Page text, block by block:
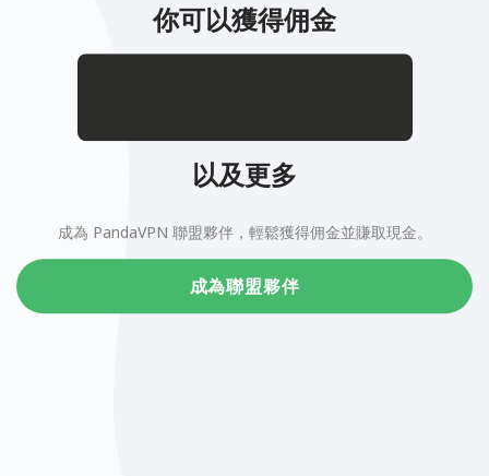
你可以獲得佣金
.
以及更多
成為 PandaVPN 聯盟夥伴，輕鬆獲得佣金並賺取現金。
成為聯盟夥伴